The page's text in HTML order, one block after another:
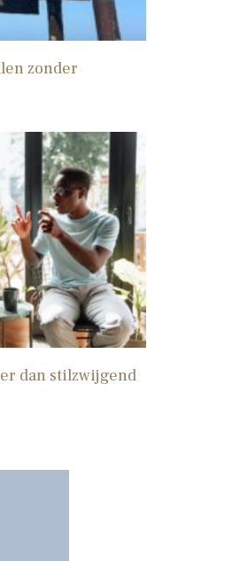
zonder
dan stilzwijgend